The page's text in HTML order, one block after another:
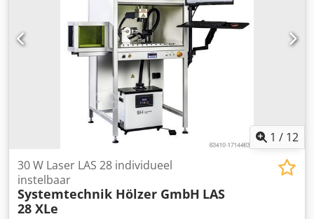
1 / 12
30 W Laser LAS 28 individueel
instelbaar
Systemtechnik Hölzer GmbH LAS
28 XLe